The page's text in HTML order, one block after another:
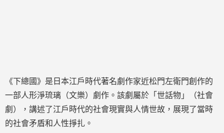
《下總國》是日本江戶時代著名劇作家近松門左衛門創作的
一部人形淨琉璃（文樂）劇作。該劇屬於「世話物」（社會
劇），講述了江戶時代的社會現實與人情世故，展現了當時
的社會矛盾和人性掙扎。